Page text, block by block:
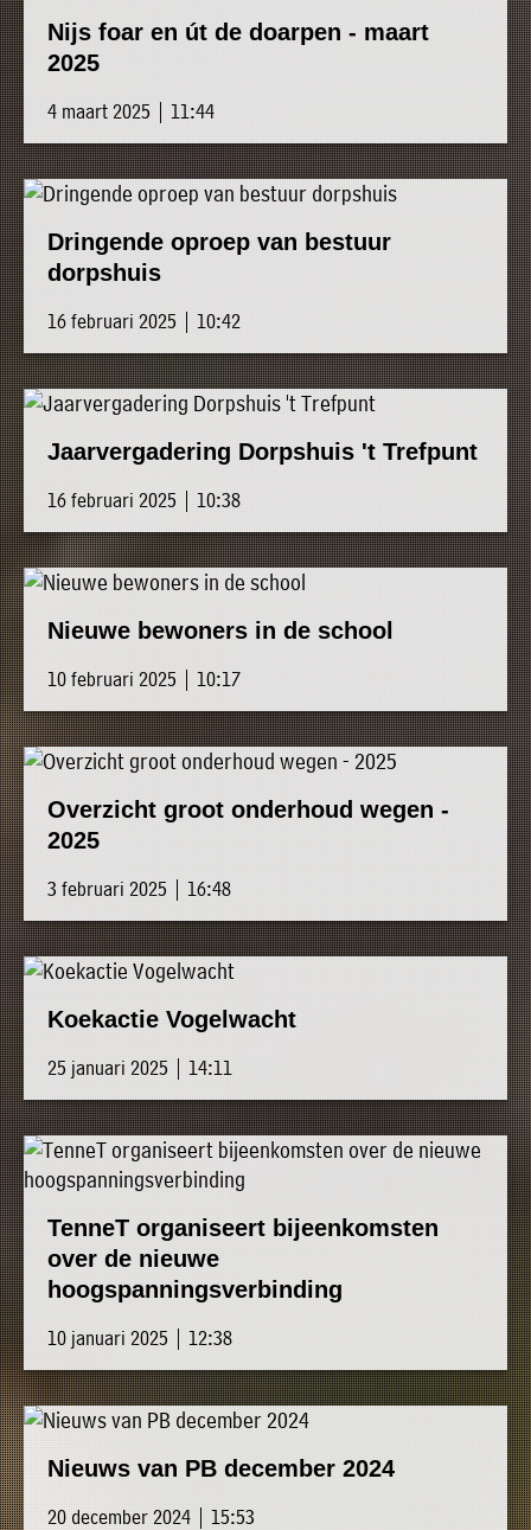
Nijs foar en út de doarpen - maart
2025
4 maart 2025 | 11:44
Dringende oproep van bestuur
dorpshuis
16 februari 2025 | 10:42
Jaarvergadering Dorpshuis 't Trefpunt
16 februari 2025 | 10:38
Nieuwe bewoners in de school
10 februari 2025 | 10:17
Overzicht groot onderhoud wegen -
2025
3 februari 2025 | 16:48
Koekactie Vogelwacht
25 januari 2025 | 14:11
TenneT organiseert bijeenkomsten
over de nieuwe
hoogspanningsverbinding
10 januari 2025 | 12:38
Nieuws van PB december 2024
20 december 2024 | 15:53